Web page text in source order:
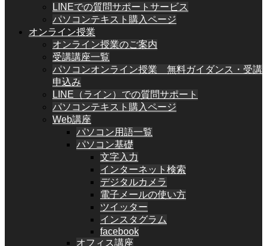
LINEでの質問サポートサービス
パソコンテキスト購入ページ
オンライン授業
オンライン授業のご案内
受講講座一覧
パソコンオンライン授業 無料ガイダンス・受講
申込み
LINE（ライン）での質問サポート
パソコンテキスト購入ページ
Web講座
パソコン用語一覧
パソコン基礎
文字入力
インターネット検索
デジタルカメラ
電子メールの使い方
ツイッター
インスタグラム
facebook
オフィス講座